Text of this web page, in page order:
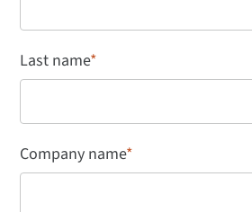
Last name*
Company name*